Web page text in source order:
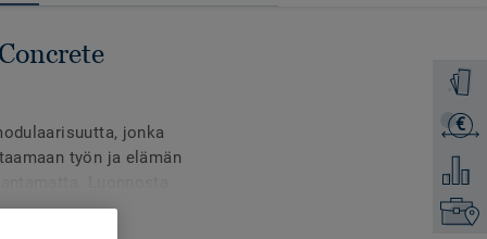
Tilaa
€
Lisää
Etsi
jonka
työn ja elämän
eloon realistisen